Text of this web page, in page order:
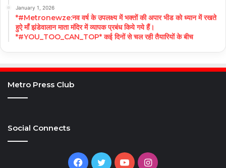
January 1, 2026
*#Metronewze:नव वर्ष के उपलक्ष्य में भक्तों की अपार भीड को ध्यान में रखते
हुऐ माँ झंडेवालान माता मंदिर में व्यापक प्रबंध किये गये हैं।
*#YOU_TOO_CAN_TOP* कई दिनों से चल रही तैयारियों के बीच
Metro Press Club
Social Connects
Facebook
TwitterYouTubeInstagram